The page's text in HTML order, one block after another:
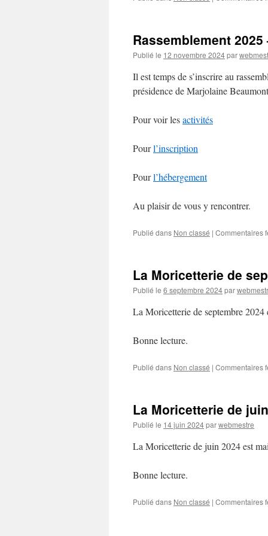
Rassemblement
Publié le 12 novembre 2024par
Il est temps de s’inscrire au
présidence de Marjolaine
Pour voir lesactivités
Pourl’inscription
Pourl’hébergement
Au plaisir de vous y rencontrer.
Publié dans Non classé | Commentaires
La Moricetterie de
Publié le 6 septembre 2024par
La Moricetterie de septembre 2024
Bonne lecture.
Publié dans Non classé | Commentaires
La Moricetterie de
Publié le 14 juin 2024parwebmestre
La Moricetterie de juin 2024 est
Bonne lecture.
Publié dans Non classé | Commentaires